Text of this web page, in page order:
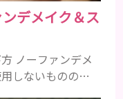
デメイク＆ス
ノーファンデメ
しないものの、